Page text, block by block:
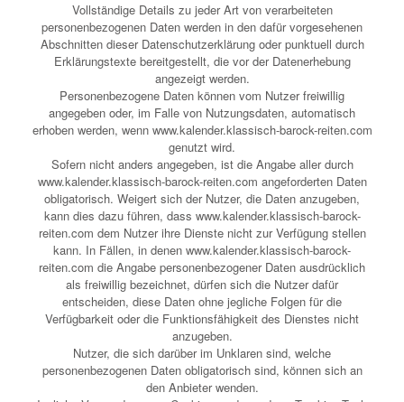
Vollständige Details zu jeder Art von verarbeiteten
personenbezogenen Daten werden in den dafür vorgesehenen
Abschnitten dieser Datenschutzerklärung oder punktuell durch
Erklärungstexte bereitgestellt, die vor der Datenerhebung
angezeigt werden.
Personenbezogene Daten können vom Nutzer freiwillig
angegeben oder, im Falle von Nutzungsdaten, automatisch
erhoben werden, wenn www.kalender.klassisch-barock-reiten.com
genutzt wird.
Sofern nicht anders angegeben, ist die Angabe aller durch
www.kalender.klassisch-barock-reiten.com angeforderten Daten
obligatorisch. Weigert sich der Nutzer, die Daten anzugeben,
kann dies dazu führen, dass www.kalender.klassisch-barock-
reiten.com dem Nutzer ihre Dienste nicht zur Verfügung stellen
kann. In Fällen, in denen www.kalender.klassisch-barock-
reiten.com die Angabe personenbezogener Daten ausdrücklich
als freiwillig bezeichnet, dürfen sich die Nutzer dafür
entscheiden, diese Daten ohne jegliche Folgen für die
Verfügbarkeit oder die Funktionsfähigkeit des Dienstes nicht
anzugeben.
Nutzer, die sich darüber im Unklaren sind, welche
personenbezogenen Daten obligatorisch sind, können sich an
den Anbieter wenden.